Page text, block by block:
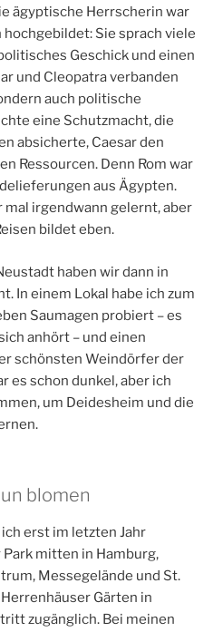
ägyptische Herrscherin war
Sie sprach viele
Geschick und einen
und Cleopatra verbanden
auch politische
eine Schutzmacht, die
absicherte, Caesar den
Ressourcen. Denn Rom war
aus Ägypten.
mal irgendwann gelernt, aber
bildet eben.
haben wir dann in
In einem Lokal habe ich zum
Saumagen probiert – es
anhört – und einen
schönsten Weindörfer der
es schon dunkel, aber ich
um Deidesheim und die
blomen
erst im letzten Jahr
mitten in Hamburg,
Messegelände und St.
Gärten in
zugänglich. Bei meinen